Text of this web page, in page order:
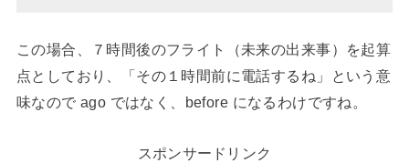
この場合、７時間後のフライト（未来の出来事）を起算
点としており、「その１時間前に電話するね」という意
味なので ago ではなく、before になるわけですね。
スポンサードリンク